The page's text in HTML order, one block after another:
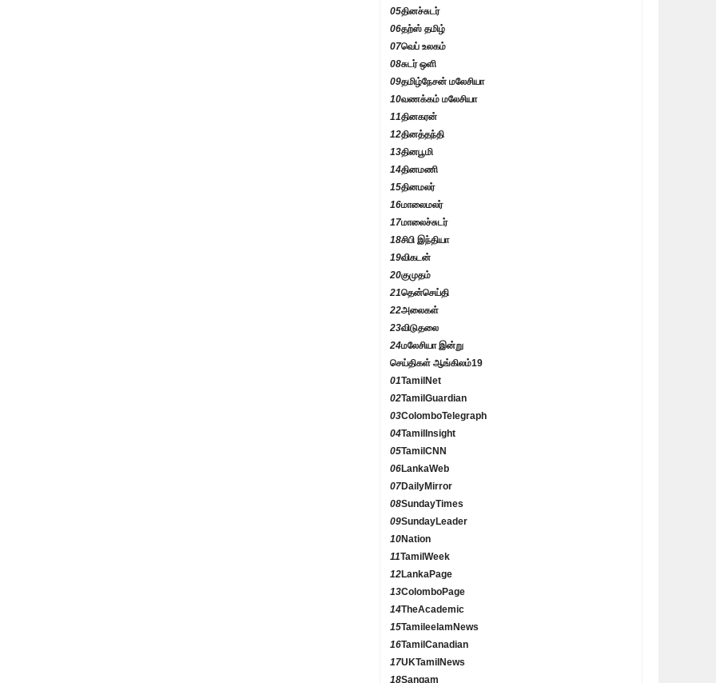
05தினச்சுடர்
06தற்ஸ் தமிழ்
07வெப் உலகம்
08சுடர் ஒளி
09தமிழ்நேசன் மலேசியா
10வணக்கம் மலேசியா
11தினகரன்
12தினத்தந்தி
13தினபூமி
14தினமணி
15தினமலர்
16மாலைமலர்
17மாலைச்சுடர்
18சிபி இந்தியா
19விகடன்
20குமுதம்
21தென்செய்தி
22அலைகள்
23விடுதலை
24மலேசியா இன்று
செய்திகள் ஆங்கிலம்19
01TamilNet
02TamilGuardian
03ColomboTelegraph
04TamilInsight
05TamilCNN
06LankaWeb
07DailyMirror
08SundayTimes
09SundayLeader
10Nation
11TamilWeek
12LankaPage
13ColomboPage
14TheAcademic
15TamileelamNews
16TamilCanadian
17UKTamilNews
18Sangam